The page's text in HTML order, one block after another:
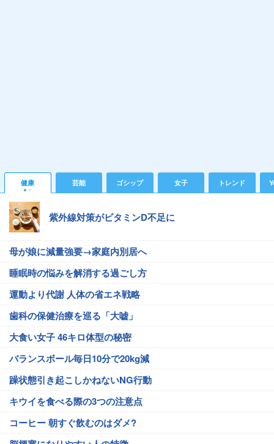
健康 芸能 ゴシップ 女子 トレンド
紫外線対策がビタミンD不足に
母が娘に減量強要→家庭内別居へ
睡眠時の悩みを解消する過ごし方
運動より代謝 人体の省エネ戦略
歯科の保健治療を巡る「大嘘」
大食い女子 46キロ体型の秘密
バランスボール毎日10分で20kg減
躁状態引き起こしかねないNG行動
キウイを食べる際の3つの注意点
コーヒー 朝すぐ飲むのはダメ?